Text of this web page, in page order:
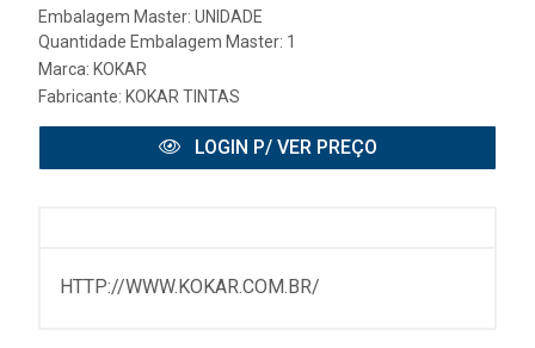
Embalagem Master: UNIDADE
Quantidade Embalagem Master: 1
Marca: KOKAR
Fabricante: KOKAR TINTAS
LOGIN P/ VER PREÇO
HTTP://WWW.KOKAR.COM.BR/